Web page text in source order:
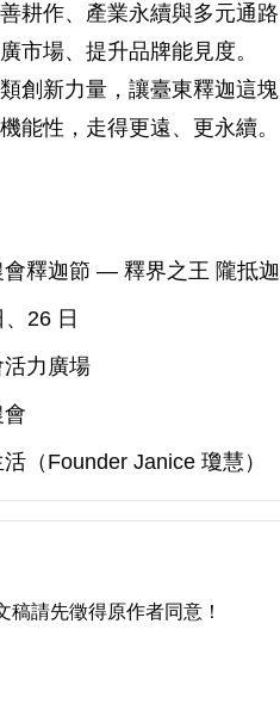
耕作、產業永續與多元通路
市場、提升品牌能見度。
創新力量，讓臺東釋迦這塊
能性，走得更遠、更永續。
釋迦節 — 釋界之王 隴抵迦
26 日
力廣場
（Founder Janice 瓊慧）
稿請先徵得原作者同意！